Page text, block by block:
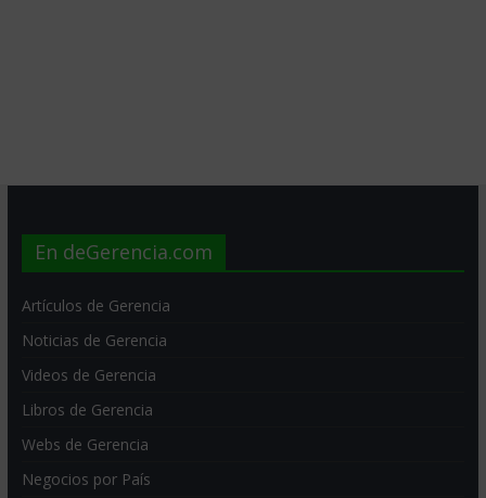
En deGerencia.com
Artículos de Gerencia
Noticias de Gerencia
Videos de Gerencia
Libros de Gerencia
Webs de Gerencia
Negocios por País